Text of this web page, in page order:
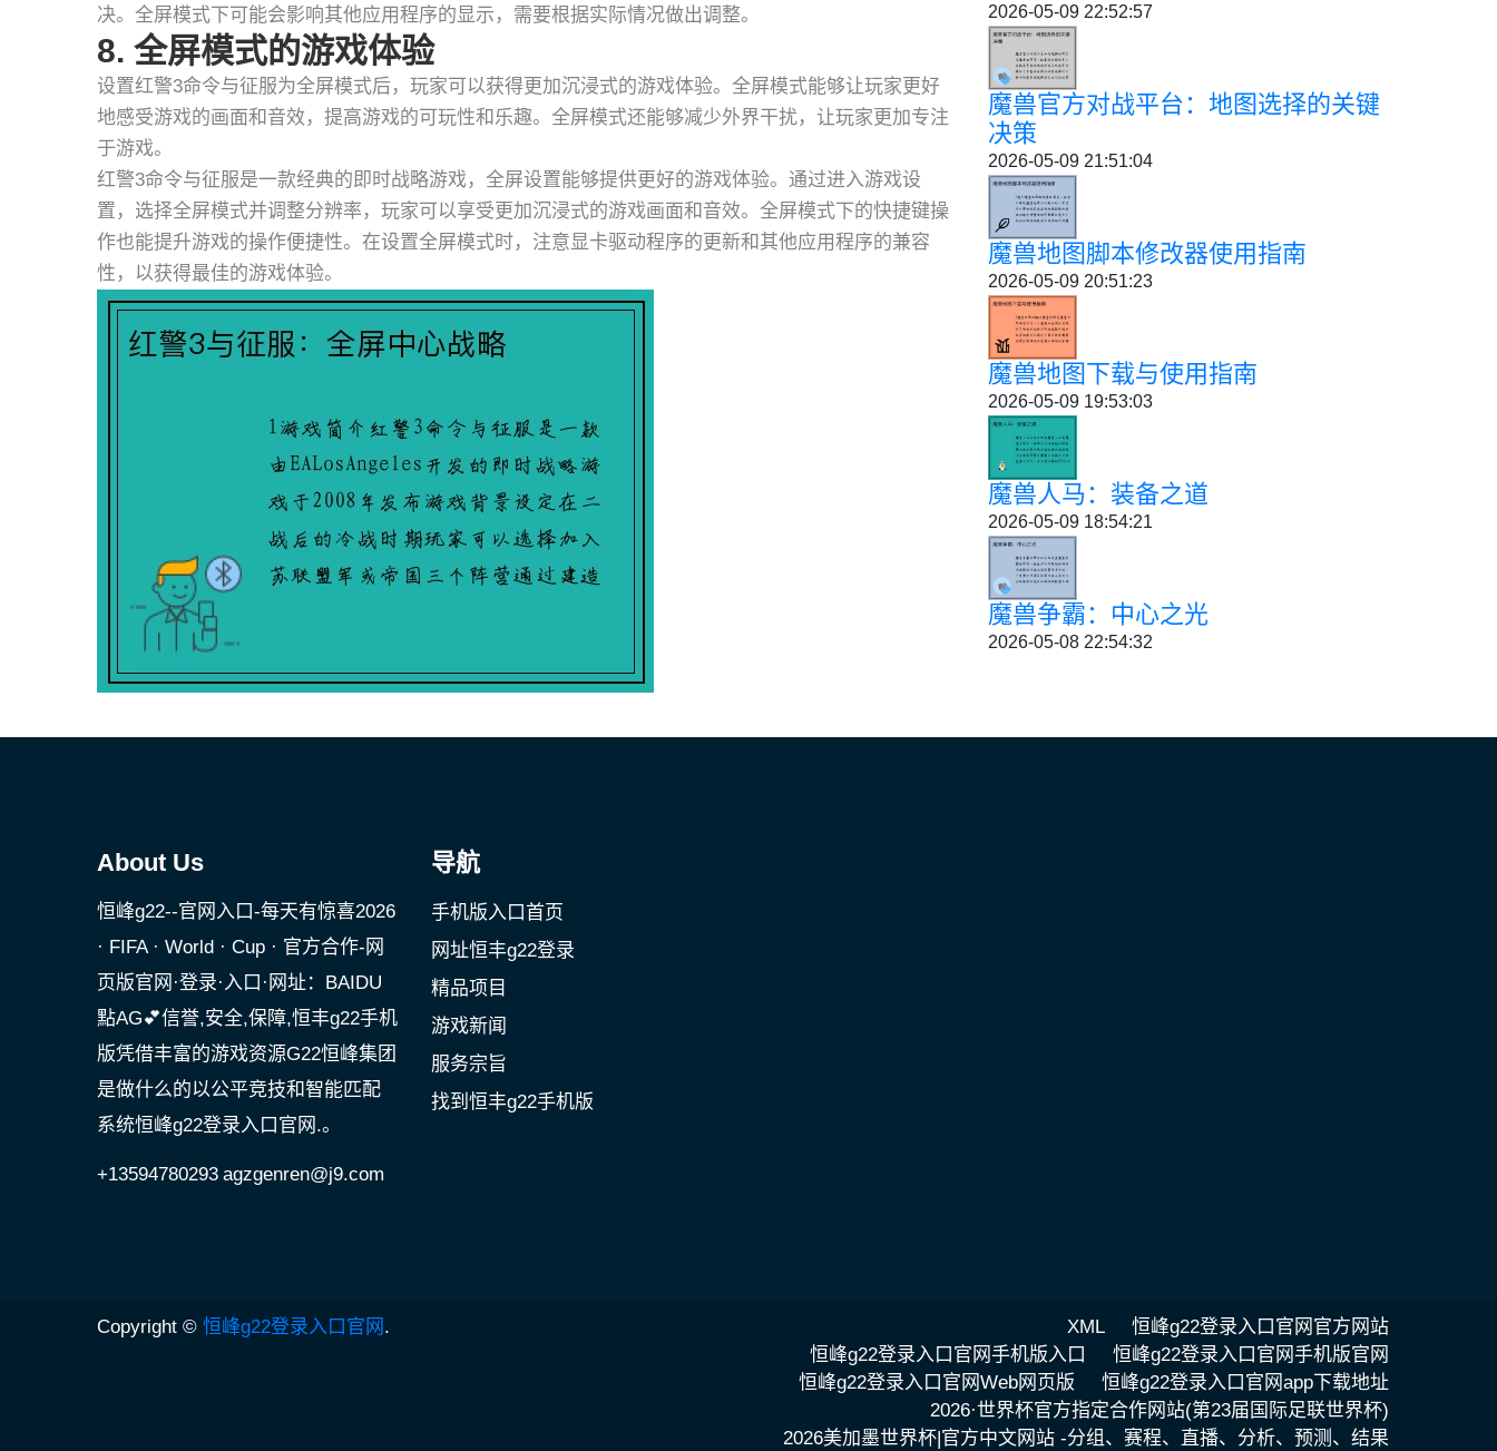
决。全屏模式下可能会影响其他应用程序的显示，需要根据实际情况做出调整。
8. 全屏模式的游戏体验
设置红警3命令与征服为全屏模式后，玩家可以获得更加沉浸式的游戏体验。全屏模式能够让玩家更好
地感受游戏的画面和音效，提高游戏的可玩性和乐趣。全屏模式还能够减少外界干扰，让玩家更加专注
于游戏。
红警3命令与征服是一款经典的即时战略游戏，全屏设置能够提供更好的游戏体验。通过进入游戏设
置，选择全屏模式并调整分辨率，玩家可以享受更加沉浸式的游戏画面和音效。全屏模式下的快捷键操
作也能提升游戏的操作便捷性。在设置全屏模式时，注意显卡驱动程序的更新和其他应用程序的兼容
性，以获得最佳的游戏体验。
2026-05-09 22:52:57
魔兽官方对战平台：地图选择的关键
决策
2026-05-09 21:51:04
魔兽地图脚本修改器使用指南
2026-05-09 20:51:23
魔兽地图下载与使用指南
2026-05-09 19:53:03
魔兽人马：装备之道
2026-05-09 18:54:21
魔兽争霸：中心之光
2026-05-08 22:54:32
About Us
恒峰g22--官网入口-每天有惊喜2026
· FIFA · World · Cup · 官方合作-网
页版官网·登录·入口·网址：BAIDU
點AG💕信誉,安全,保障,恒丰g22手机
版凭借丰富的游戏资源G22恒峰集团
是做什么的以公平竞技和智能匹配
系统恒峰g22登录入口官网.。
+13594780293 agzgenren@j9.com
导航
手机版入口首页
网址恒丰g22登录
精品项目
游戏新闻
服务宗旨
找到恒丰g22手机版
Copyright © 恒峰g22登录入口官网 . XML
恒峰g22登录入口官网官方网站
恒峰g22登录入口官网手机版入口
恒峰g22登录入口官网手机版官网
恒峰g22登录入口官网Web网页版
恒峰g22登录入口官网app下载地址
2026·世界杯官方指定合作网站(第23届国际足联世界杯)
2026美加墨世界杯|官方中文网站 -分组、赛程、直播、分析、预测、结果